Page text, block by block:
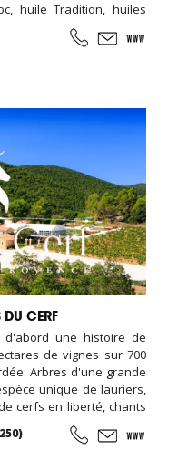
huile Tradition, huiles
artisanat de qualité.
CERF
d'abord une histoire de
de vignes sur 700
Arbres d'une grande
unique de lauriers,
cerfs en liberté, chants
enivrants... De
vins rouges, rosés et